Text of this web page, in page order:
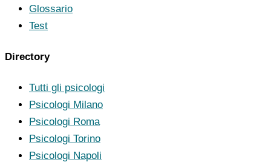
Glossario
Test
Directory
Tutti gli psicologi
Psicologi Milano
Psicologi Roma
Psicologi Torino
Psicologi Napoli